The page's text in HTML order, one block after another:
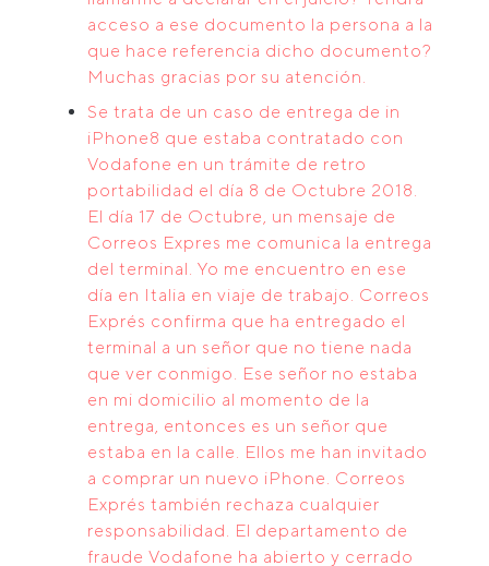
acceso a ese documento la persona a la
que hace referencia dicho documento?
Muchas gracias por su atención.
Se trata de un caso de entrega de in
iPhone8 que estaba contratado con
Vodafone en un trámite de retro
portabilidad el día 8 de Octubre 2018.
El día 17 de Octubre, un mensaje de
Correos Expres me comunica la entrega
del terminal. Yo me encuentro en ese
día en Italia en viaje de trabajo. Correos
Exprés confirma que ha entregado el
terminal a un señor que no tiene nada
que ver conmigo. Ese señor no estaba
en mi domicilio al momento de la
entrega, entonces es un señor que
estaba en la calle. Ellos me han invitado
a comprar un nuevo iPhone. Correos
Exprés también rechaza cualquier
responsabilidad. El departamento de
fraude Vodafone ha abierto y cerrado